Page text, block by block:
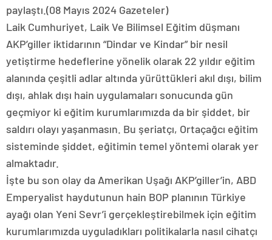
paylaştı.(08 Mayıs 2024 Gazeteler)
Laik Cumhuriyet, Laik Ve Bilimsel Eğitim düşmanı
AKP’giller iktidarının “Dindar ve Kindar” bir nesil
yetiştirme hedeflerine yönelik olarak 22 yıldır eğitim
alanında çeşitli adlar altında yürüttükleri akıl dışı, bilim
dışı, ahlak dışı hain uygulamaları sonucunda gün
geçmiyor ki eğitim kurumlarımızda da bir şiddet, bir
saldırı olayı yaşanmasın. Bu şeriatçı, Ortaçağcı eğitim
sisteminde şiddet, eğitimin temel yöntemi olarak yer
almaktadır.
İşte bu son olay da Amerikan Uşağı AKP’giller’in, ABD
Emperyalist haydutunun hain BOP planının Türkiye
ayağı olan Yeni Sevr’i gerçekleştirebilmek için eğitim
kurumlarımızda uyguladıkları politikalarla nasıl cihatçı